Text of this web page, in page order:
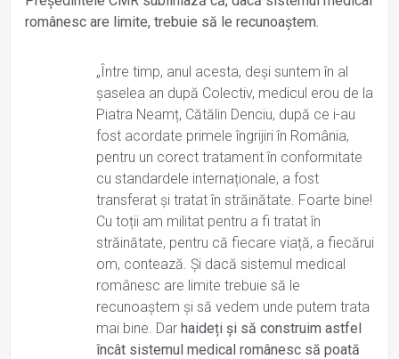
românesc are limite, trebuie să le recunoaștem.
„Între timp, anul acesta, deși suntem în al
șaselea an după Colectiv, medicul erou de la
Piatra Neamț, Cătălin Denciu, după ce i-au
fost acordate primele îngrijiri în România,
pentru un corect tratament în conformitate
cu standardele internaționale, a fost
transferat și tratat în străinătate. Foarte bine!
Cu toții am militat pentru a fi tratat în
străinătate, pentru că fiecare viață, a fiecărui
om, contează. Și dacă sistemul medical
românesc are limite trebuie să le
recunoaștem și să vedem unde putem trata
mai bine. Dar haideți și să construim astfel
încât sistemul medical românesc să poată